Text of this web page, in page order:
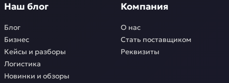
Наш блог
Блог
Бизнес
Кейсы и разборы
Логистика
Новинки и обзоры
Компания
О нас
Стать поставщиком
Реквизиты